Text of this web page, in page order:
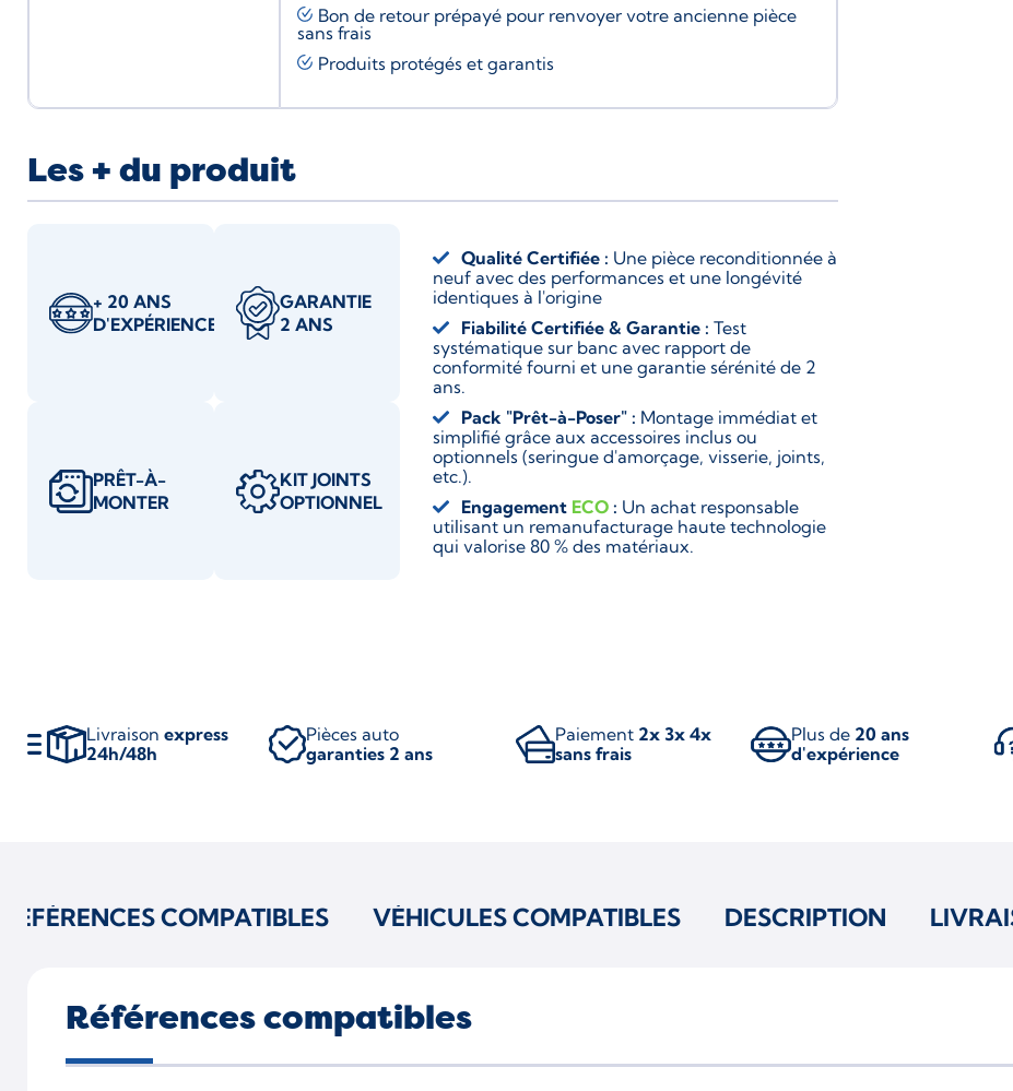
Bon de retour prépayé pour renvoyer votre ancienne pièce
sans frais
Produits protégés et garantis
Les + du produit
+ 20 ANS
D'EXPÉRIENCE
GARANTIE
2 ANS
PRÊT-À-
MONTER
KIT JOINTS
OPTIONNEL
Qualité Certifiée : Une pièce reconditionnée à
neuf avec des performances et une longévité
identiques à l'origine
Fiabilité Certifiée & Garantie : Test
systématique sur banc avec rapport de
conformité fourni et une garantie sérénité de 2
ans.
Pack "Prêt-à-Poser" : Montage immédiat et
simplifié grâce aux accessoires inclus ou
optionnels (seringue d'amorçage, visserie, joints,
etc.).
Engagement ECO : Un achat responsable
utilisant un remanufacturage haute technologie
qui valorise 80 % des matériaux.
Livraison express
24h/48h
Pièces auto
garanties 2 ans
Paiement 2x 3x 4x
sans frais
Plus de 20 ans
d'expérience
RÉFÉRENCES COMPATIBLES VÉHICULES COMPATIBLES DESCRIPTION
Références compatibles